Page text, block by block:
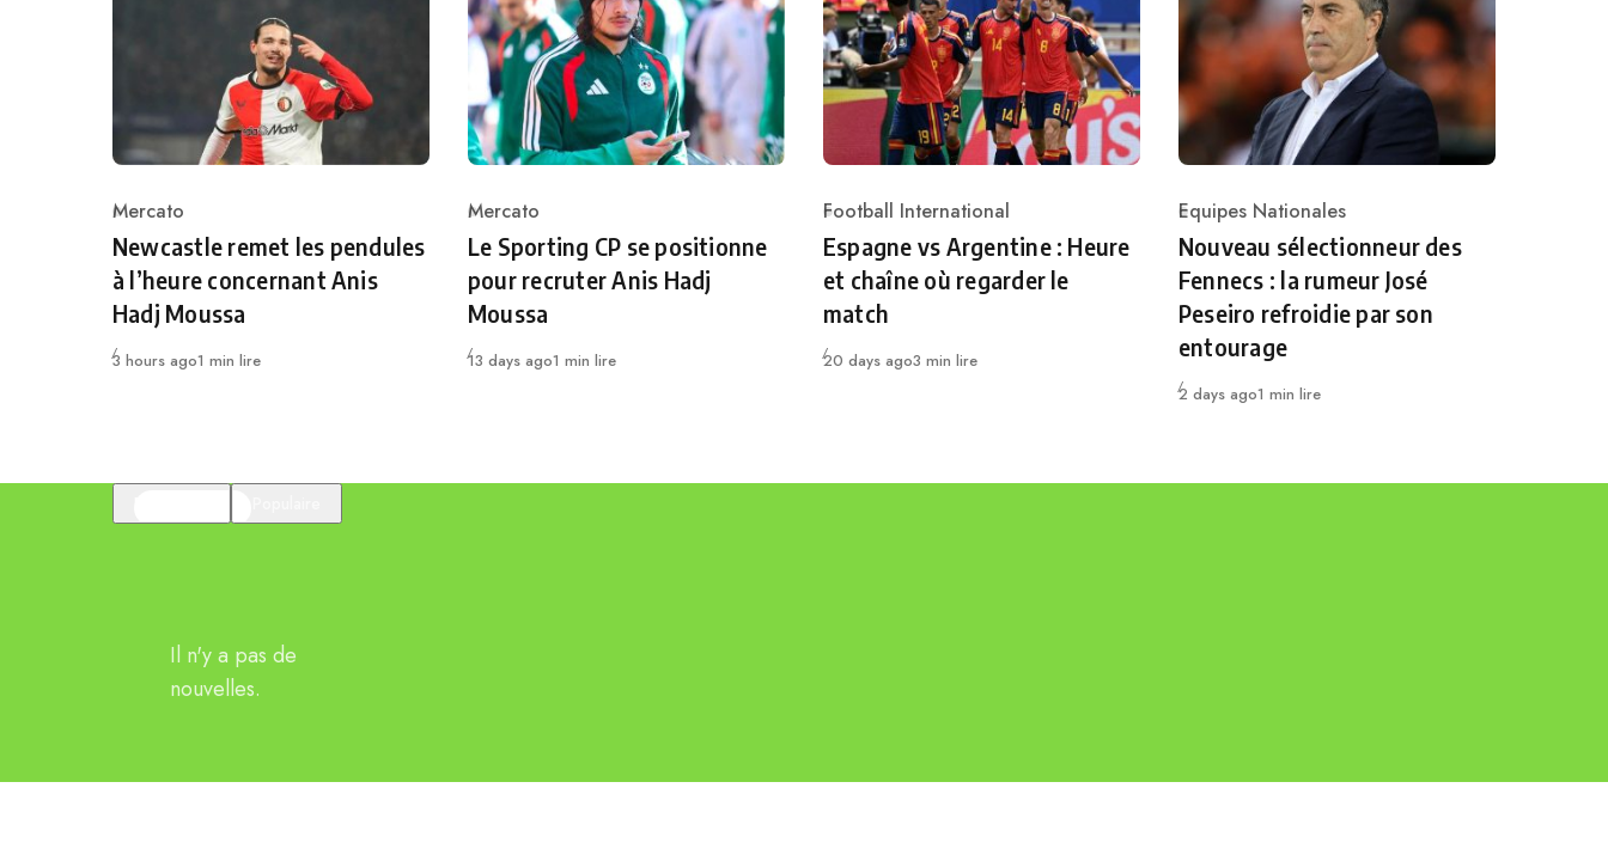
Category
Mercato
Newcastle remet les pendules
à l’heure concernant Anis
Hadj Moussa
Publié
3 hours ago1 min lire
Category
Mercato
Le Sporting CP se positionne
pour recruter Anis Hadj
Moussa
Publié
13 days ago1 min lire
Category
Football International
Espagne vs Argentine : Heure
et chaîne où regarder le
match
Publié
20 days ago3 min lire
Category
Equipes Nationales
Nouveau sélectionneur des
Fennecs : la rumeur José
Peseiro refroidie par son
entourage
Publié
2 days ago1 min lire
Il n'y a pas de
nouvelles.